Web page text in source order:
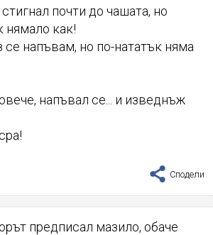
почти до чашата, но
нямало как!
се напъвам, но по-нататък няма
напъвал се... и изведнъж
Сподели
предписал мазило, обаче